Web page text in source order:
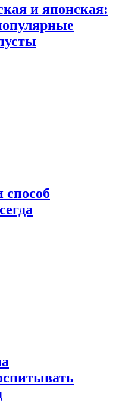
и японская:
способ